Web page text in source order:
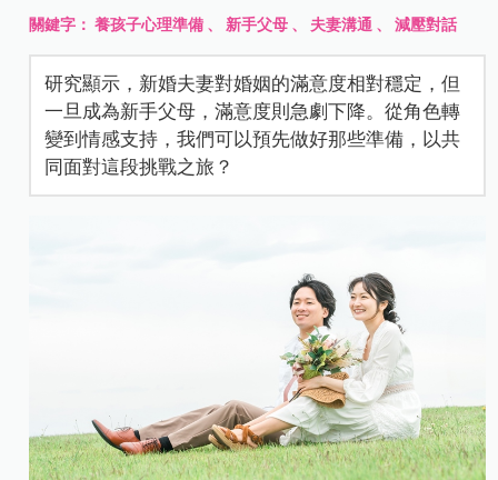
關鍵字：養孩子心理準備 、 新手父母 、 夫妻溝通 、減壓對話
研究顯示，新婚夫妻對婚姻的滿意度相對穩定，但
一旦成為新手父母，滿意度則急劇下降。從角色轉
變到情感支持，我們可以預先做好那些準備，以共
同面對這段挑戰之旅？